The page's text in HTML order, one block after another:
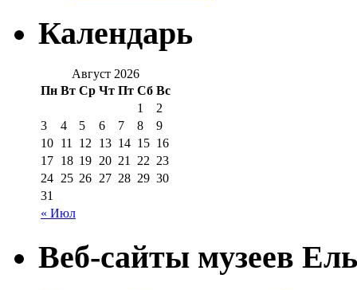
Календарь
Август 2026
Пн Вт Ср Чт Пт Сб Вс
« Июл
1
2
3
4 5 6 7 8
9
10 11 12 13 14 15 16
17 18 19 20 21 22 23
24 25 26 27 28 29 30
31
Веб-сайты музеев